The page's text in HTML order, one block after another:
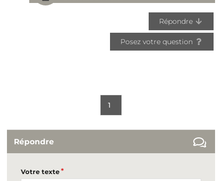
Répondre
Posez votre question
1
Répondre
Votre texte